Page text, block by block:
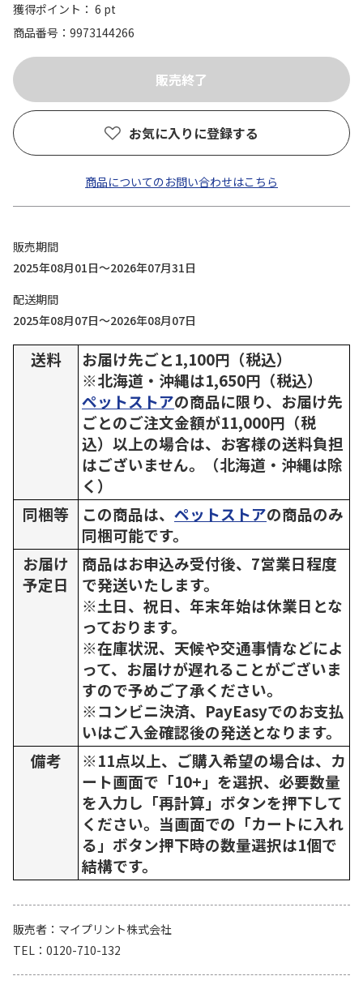
獲得ポイント： 6 pt
商品番号
9973144266
お気に入りに登録する
商品についてのお問い合わせはこちら
販売期間
2025年08月01日～2026年07月31日
配送期間
2025年08月07日～2026年08月07日
送料
お届け先ごと1,100円（税込）
※北海道・沖縄は1,650円（税込）
ペットストアの商品に限り、お届け先
ごとのご注文金額が11,000円（税
込）以上の場合は、お客様の送料負担
はございません。（北海道・沖縄は除
く）
同梱等
この商品は、 ペットストアの商品のみ
同梱可能です。
お届け
予定日
商品はお申込み受付後、7営業日程度
で発送いたします。
※土日、祝日、年末年始は休業日とな
っております。
※在庫状況、天候や交通事情などによ
って、お届けが遅れることがございま
すので予めご了承ください。
※コンビニ決済、PayEasyでのお支払
いはご入金確認後の発送となります。
備考
※11点以上、ご購入希望の場合は、カ
ート画面で「10+」を選択、必要数量
を入力し「再計算」ボタンを押下して
ください。当画面での「カートに入れ
る」ボタン押下時の数量選択は1個で
結構です。
販売者
マイプリント株式会社
TEL
0120-710-132